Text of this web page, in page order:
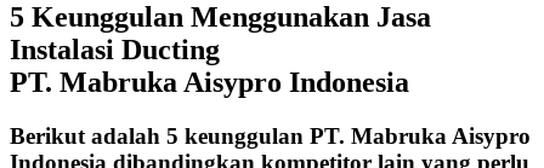
5 Keunggulan Menggunakan Jasa
Instalasi Ducting
PT. Mabruka Aisypro Indonesia
Berikut adalah 5 keunggulan PT. Mabruka Aisypro
Indonesia dibandingkan kompetitor lain yang perlu